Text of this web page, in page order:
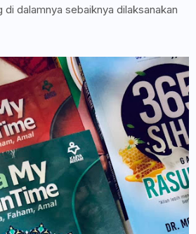
dalamnya sebaiknya dilaksanakan